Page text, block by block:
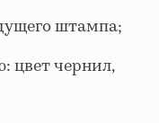
штампа;
цвет чернил,